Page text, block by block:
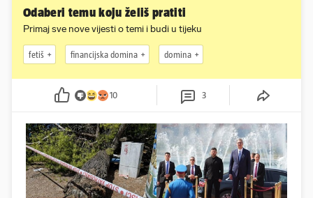
Odaberi temu koju želiš pratiti
Primaj sve nove vijesti o temi i budi u tijeku
fetiš financijska domina domina
10 3